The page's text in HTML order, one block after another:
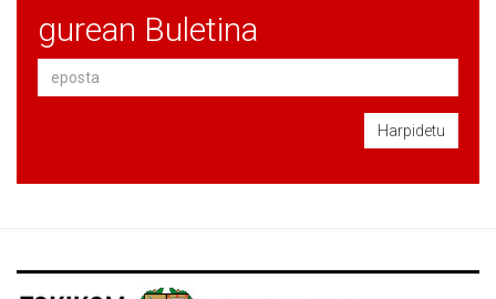
gurean Buletina
Harpidetu